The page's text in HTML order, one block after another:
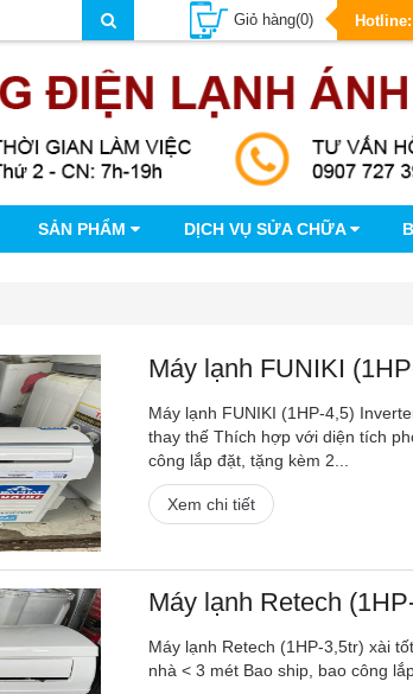
Giỏ hàng(0)
SẢN PHẨM DỊCH VỤ SỬA CHỮA
Máy lạnh FUNIKI
Máy lạnh FUNIKI (1HP-4,5)
thay thế Thích hợp với diện tích
công lắp đặt, tặng kèm 2...
Xem chi tiết
Máy lạnh Retech
Máy lạnh Retech (1HP-3,5tr) xài
nhà < 3 mét Bao ship, bao công